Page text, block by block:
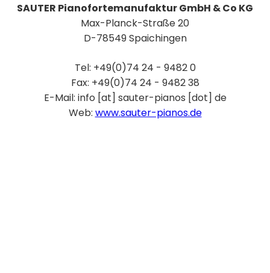
SAUTER Pianofortemanufaktur GmbH & Co KG
Max-Planck-Straße 20
D-78549 Spaichingen
Tel: +49(0)74 24 - 9482 0
Fax: +49(0)74 24 - 9482 38
E-Mail: info [at] sauter-pianos [dot] de
Web: www.sauter-pianos.de